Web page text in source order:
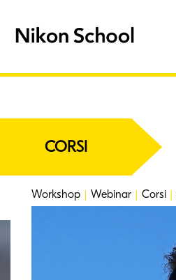
CORSI
Workshop| Webinar| Corsi|